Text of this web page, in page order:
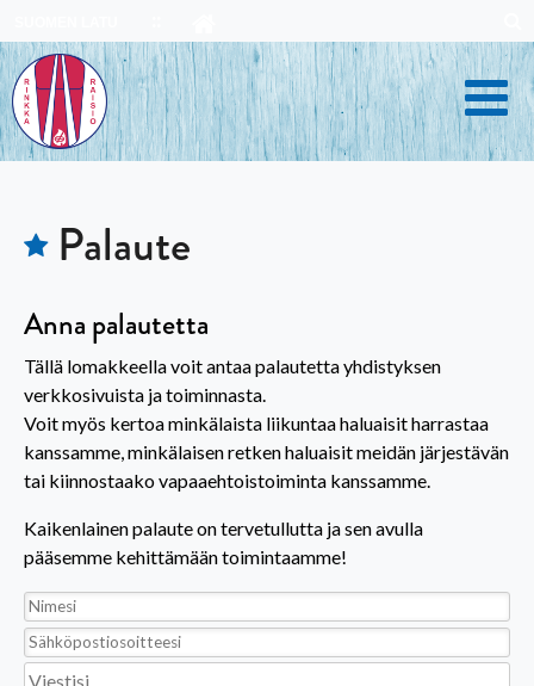
to
content
Palaute
Anna palautetta
Tällä lomakkeella voit antaa palautetta yhdistyksen
verkkosivuista ja toiminnasta.
Voit myös kertoa minkälaista liikuntaa haluaisit harrastaa
kanssamme, minkälaisen retken haluaisit meidän järjestävän
tai kiinnostaako vapaaehtoistoiminta kanssamme.
Kaikenlainen palaute on tervetullutta ja sen avulla
pääsemme kehittämään toimintaamme!